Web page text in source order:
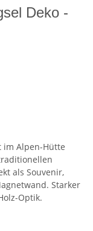
Deko -
im Alpen-Hütte
als Souvenir,
Starker
Optik.